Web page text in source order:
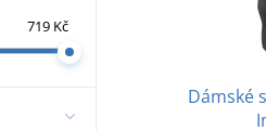
719 Kč
Dámské